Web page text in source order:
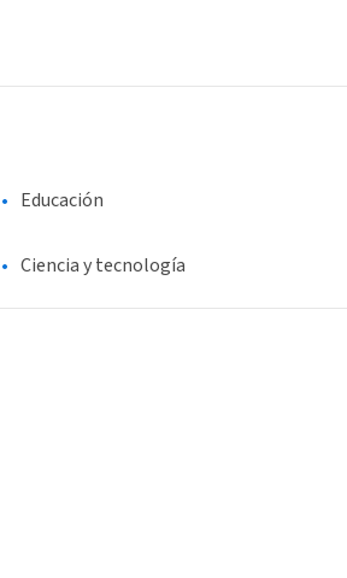
Educación
Ciencia y tecnología